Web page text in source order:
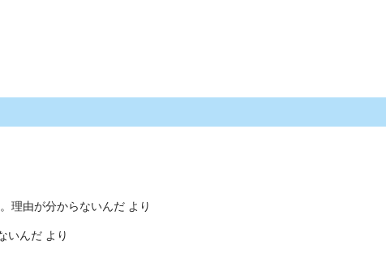
理由が分からないんだ より
いんだ より